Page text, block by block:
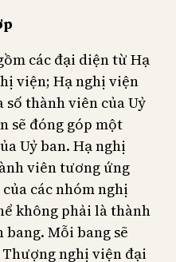
các đại diện từ Hạ
viện; Hạ nghị viện
số thành viên của Uỷ
sẽ đóng góp một
Uỷ ban. Hạ nghị
viên tương ứng
các nhóm nghị
không phải là thành
Mỗi bang sẽ
nghị viện đại